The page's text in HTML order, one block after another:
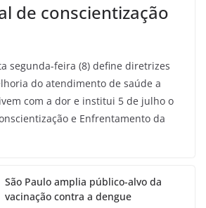
de conscientização
segunda-feira (8) define diretrizes
do atendimento de saúde a
com a dor e institui 5 de julho o
e Enfrentamento da
São Paulo amplia público-alvo da
vacinação contra a dengue